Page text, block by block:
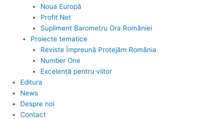
Noua Europă
Profit Net
Supliment Barometru Ora României
Proiecte tematice
Reviste Împreună Protejăm România
Number One
Excelență pentru viitor
Editura
News
Despre noi
Contact